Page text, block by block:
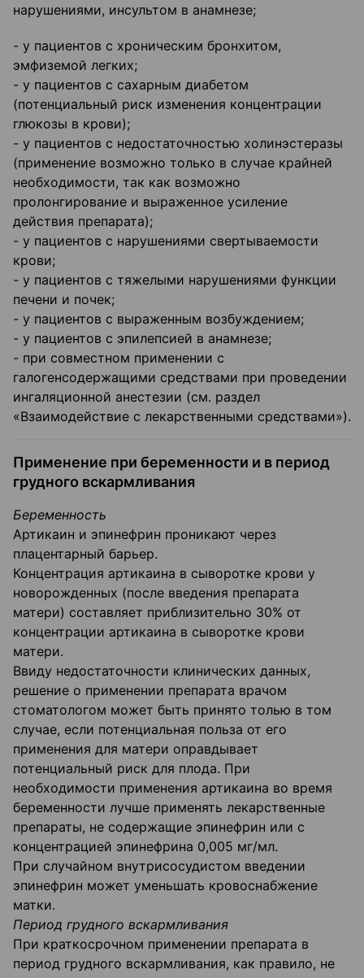
нарушениями, инсультом в анамнезе;
- у пациентов с хроническим бронхитом,
эмфиземой легких;
- у пациентов с сахарным диабетом
(потенциальный риск изменения концентрации
глюкозы в крови);
- у пациентов с недостаточностью холинэстеразы
(применение возможно только в случае крайней
необходимости, так как возможно
пролонгирование и выраженное усиление
действия препарата);
- у пациентов с нарушениями свертываемости
крови;
- у пациентов с тяжелыми нарушениями функции
печени и почек;
- у пациентов с выраженным возбуждением;
- у пациентов с эпилепсией в анамнезе;
- при совместном применении с
галогенсодержащими средствами при проведении
ингаляционной анестезии (см. раздел
«Взаимодействие с лекарственными средствами»).
Применение при беременности и в период
грудного вскармливания
Беременность
Артикаин и эпинефрин проникают через
плацентарный барьер.
Концентрация артикаина в сыворотке крови у
новорожденных (после введения препарата
матери) составляет приблизительно 30% от
концентрации артикаина в сыворотке крови
матери.
Ввиду недостаточности клинических данных,
решение о применении препарата врачом
стоматологом может быть принято толью в том
случае, если потенциальная польза от его
применения для матери оправдывает
потенциальный риск для плода. При
необходимости применения артикаина во время
беременности лучше применять лекарственные
препараты, не содержащие эпинефрин или с
концентрацией эпинефрина 0,005 мг/мл.
При случайном внутрисосудистом введении
эпинефрин может уменьшать кровоснабжение
матки.
Период грудного вскармливания
При краткосрочном применении препарата в
период грудного вскармливания, как правило, не